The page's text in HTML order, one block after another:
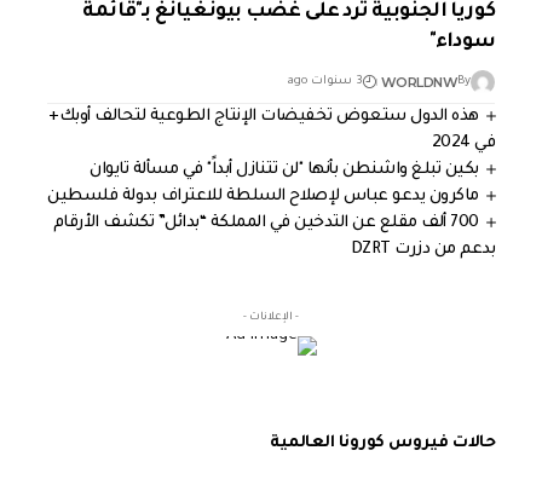
كوريا الجنوبية ترد على غضب بيونغيانغ بـ"قائمة
سوداء"
By
WORLDNW 3 سنوات ago
هذه الدول ستعوض تخفيضات الإنتاج الطوعية لتحالف أوبك+
في 2024
بكين تبلغ واشنطن بأنها "لن تتنازل أبداً" في مسألة تايوان
ماكرون يدعو عباس لإصلاح السلطة للاعتراف بدولة فلسطين
700 ألف مقلع عن التدخين في المملكة “بدائل” تكشف الأرقام
بدعم من دزرت DZRT
- الإعلانات -
حالات فيروس كورونا العالمية